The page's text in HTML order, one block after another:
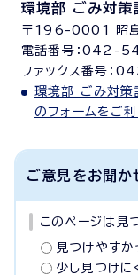
環境部 ごみ対策
〒196-0001 昭
電話番号：042-
ファックス番号
環境部 ごみ対策
のフォームをご
ご意見をお聞か
このページは見
見つけやすか
少し見つけに